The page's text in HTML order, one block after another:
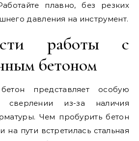
плавно, без резких
давления на инструмент.
работы с
бетоном
представляет особую
сверлении из-за наличия
Чем пробурить бетон
на пути встретилась стальная